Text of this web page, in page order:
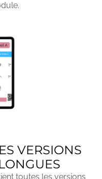
VERSIONS
toutes les versions